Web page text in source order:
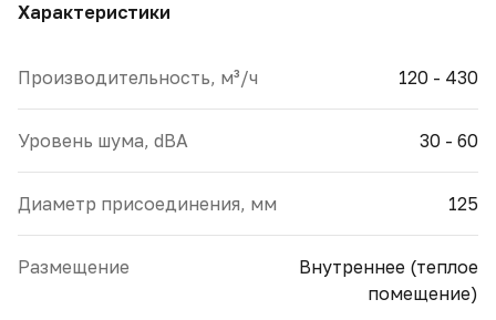
Характеристики
Производительность, м³/ч 120 - 430
Уровень шума, dBA 30 - 60
Диаметр присоединения, мм 125
Размещение
Внутреннее (теплое
помещение)